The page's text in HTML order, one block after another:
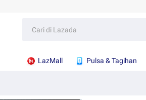
LazMall Pulsa & Tagihan